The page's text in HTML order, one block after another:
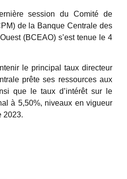
session du Comité de
de la Banque Centrale des
(BCEAO) s’est tenue le 4
le principal taux directeur
prête ses ressources aux
que le taux d’intérêt sur le
à 5,50%, niveaux en vigueur
2023.